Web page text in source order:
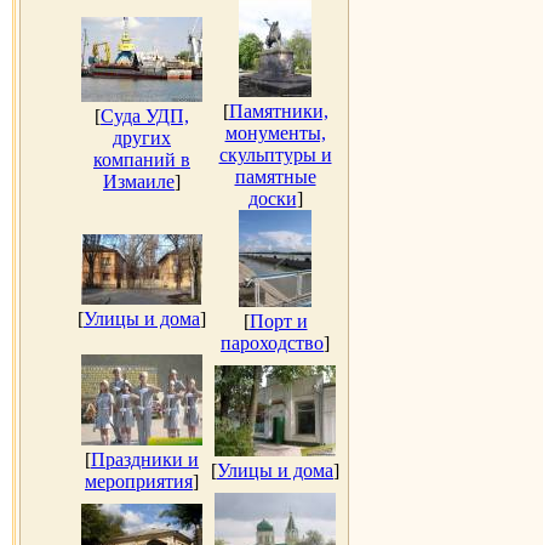
[Суда УДП,
других
компаний в
Измаиле]
[Памятники,
монументы,
скульптуры и
памятные
доски]
[Улицы и дома] [Порт и
пароходство]
[Праздники и
мероприятия]
[Улицы и дома]